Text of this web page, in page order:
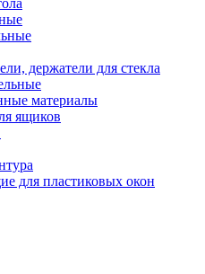
держатели для стекла
материалы
ящиков
для пластиковых окон